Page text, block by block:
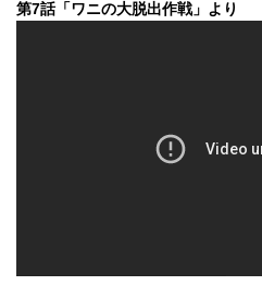
第7話「ワニの大脱出作戦」より